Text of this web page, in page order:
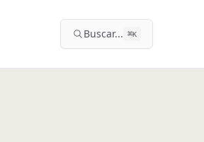
Buscar... ⌘K